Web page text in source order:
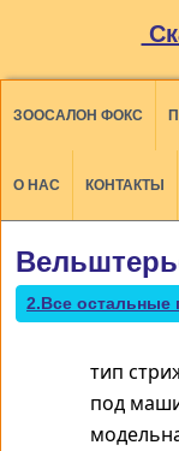
ЗООСАЛОН ФОКС
О НАС КОНТАКТЫ
2.Все остальные
тип
под